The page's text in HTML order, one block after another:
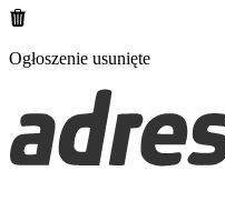
Ogłoszenie usunięte